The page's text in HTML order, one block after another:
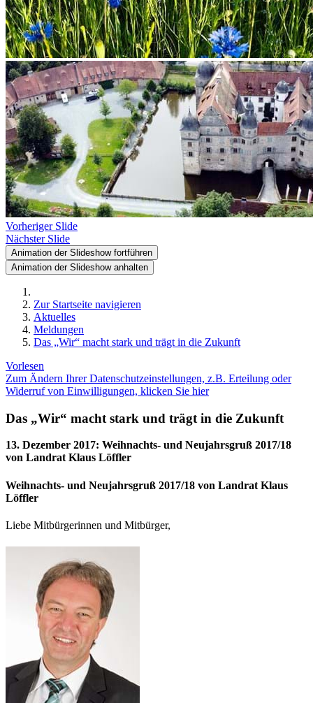
Vorheriger Slide
Nächster Slide
Animation der Slideshow fortführen
Animation der Slideshow anhalten
Zur Startseite navigieren
Aktuelles
Meldungen
Das „Wir“ macht stark und trägt in die Zukunft
Vorlesen
Zum Ändern Ihrer Datenschutzeinstellungen, z.B. Erteilung oder
Widerruf von Einwilligungen, klicken Sie hier
Das „Wir“ macht stark und trägt in die Zukunft
13. Dezember 2017: Weihnachts- und Neujahrsgruß 2017/18
von Landrat Klaus Löffler
Weihnachts- und Neujahrsgruß 2017/18 von Landrat Klaus
Löffler
Liebe Mitbürgerinnen und Mitbürger,